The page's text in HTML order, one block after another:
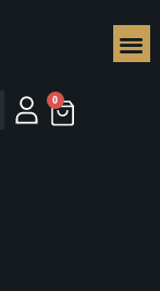
0